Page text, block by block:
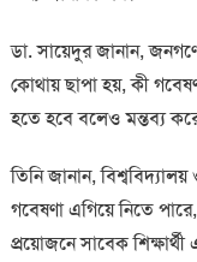
ডা. সায়েদুর জানান,
কোথায় ছাপা হয়, কী
হতে হবে বলেও মন্তব্য
তিনি জানান,
গবেষণা এগিয়ে নিতে
প্রয়োজনে সাবেক